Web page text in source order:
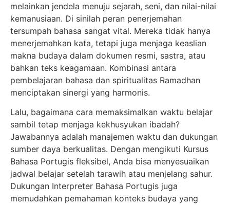
melainkan jendela menuju sejarah, seni, dan nilai-nilai
kemanusiaan. Di sinilah peran penerjemahan
tersumpah bahasa sangat vital. Mereka tidak hanya
menerjemahkan kata, tetapi juga menjaga keaslian
makna budaya dalam dokumen resmi, sastra, atau
bahkan teks keagamaan. Kombinasi antara
pembelajaran bahasa dan spiritualitas Ramadhan
menciptakan sinergi yang harmonis.
Lalu, bagaimana cara memaksimalkan waktu belajar
sambil tetap menjaga kekhusyukan ibadah?
Jawabannya adalah manajemen waktu dan dukungan
sumber daya berkualitas. Dengan mengikuti Kursus
Bahasa Portugis fleksibel, Anda bisa menyesuaikan
jadwal belajar setelah tarawih atau menjelang sahur.
Dukungan Interpreter Bahasa Portugis juga
memudahkan pemahaman konteks budaya yang